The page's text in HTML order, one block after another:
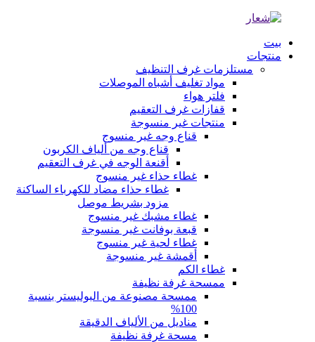
بيت
منتجات
مستلزمات غرف التنظيف
مواد تغليف أشباه الموصلات
فلتر هواء
قفازات غرف التعقيم
منتجات غير منسوجة
قناع وجه غير منسوج
قناع وجه من ألياف الكربون
أقنعة الوجه في غرف التعقيم
غطاء حذاء غير منسوج
غطاء حذاء مضاد للكهرباء الساكنة
مزود بشريط موصل
غطاء مشبك غير منسوج
قبعة بوفانت غير منسوجة
غطاء لحية غير منسوج
أقمشة غير منسوجة
غطاء الكم
ممسحة غرفة نظيفة
ممسحة مصنوعة من البوليستر بنسبة
100%
مناديل من الألياف الدقيقة
مسحة غرفة نظيفة